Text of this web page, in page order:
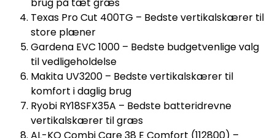
Texas Pro Cut 400TG – Bedste vertikalskærer til
store plæner
Gardena EVC 1000 – Bedste budgetvenlige valg
til vedligeholdelse
Makita UV3200 – Bedste vertikalskærer til
komfort i daglig brug
Ryobi RY18SFX35A – Bedste batteridrevne
vertikalskærer til græs
AL-KO Combi Care 38 E Comfort (112800) –